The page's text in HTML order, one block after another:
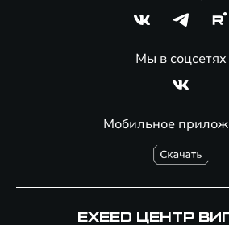
Мобильное
Мы в соцсетях
EXEED ЦЕНТР